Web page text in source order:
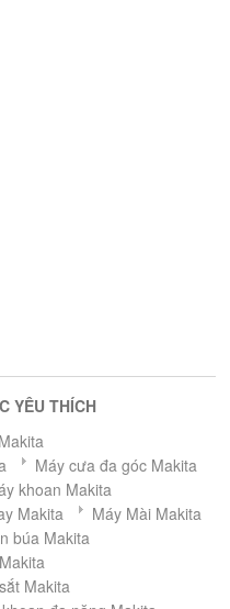
YÊU THÍCH
Máy cưa đa góc Makita
khoan Makita
Makita
Máy Mài Makita
búa Makita
Makita